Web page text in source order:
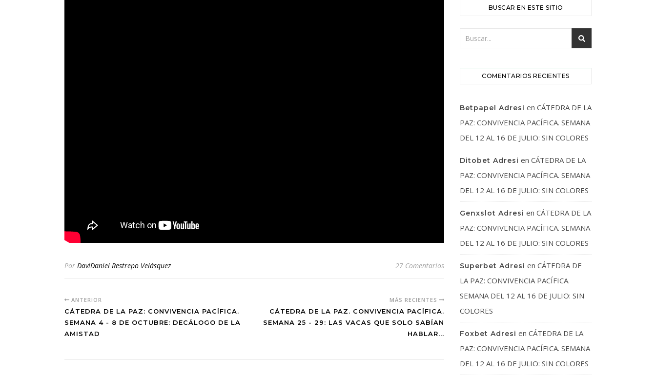
Por DaviDaniel Restrepo Velásquez 27 Comentarios
ANTERIOR
CÁTEDRA DE LA PAZ: CONVIVENCIA PACÍFICA.
SEMANA 4 - 8 DE OCTUBRE: DECÁLOGO DE LA
AMISTAD
MÁS RECIENTES
CÁTEDRA DE LA PAZ. CONVIVENCIA PACÍFICA.
SEMANA 25 - 29: LAS VACAS QUE SOLO SABÍAN
HABLAR...
BUSCAR EN ESTE SITIO
COMENTARIOS RECIENTES
Betpapel Adresi en CÁTEDRA DE LA
PAZ: CONVIVENCIA PACÍFICA. SEMANA
DEL 12 AL 16 DE JULIO: SIN COLORES
Ditobet Adresi en CÁTEDRA DE LA
PAZ: CONVIVENCIA PACÍFICA. SEMANA
DEL 12 AL 16 DE JULIO: SIN COLORES
Genxslot Adresi en CÁTEDRA DE LA
PAZ: CONVIVENCIA PACÍFICA. SEMANA
DEL 12 AL 16 DE JULIO: SIN COLORES
Superbet Adresi en CÁTEDRA DE
LA PAZ: CONVIVENCIA PACÍFICA.
SEMANA DEL 12 AL 16 DE JULIO: SIN
COLORES
Foxbet Adresi en CÁTEDRA DE LA
PAZ: CONVIVENCIA PACÍFICA. SEMANA
DEL 12 AL 16 DE JULIO: SIN COLORES